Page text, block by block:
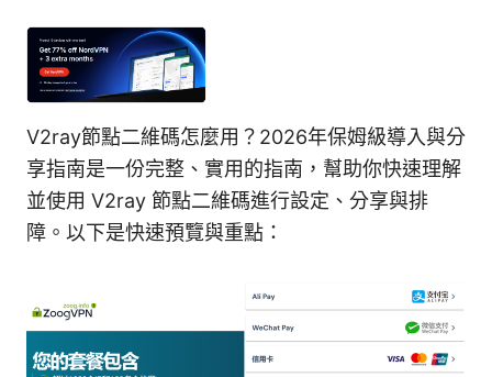
V2ray節點二維碼怎麼用？2026年保姆級導入與分
享指南是一份完整、實用的指南，幫助你快速理解
並使用 V2ray 節點二維碼進行設定、分享與排
障。以下是快速預覽與重點：